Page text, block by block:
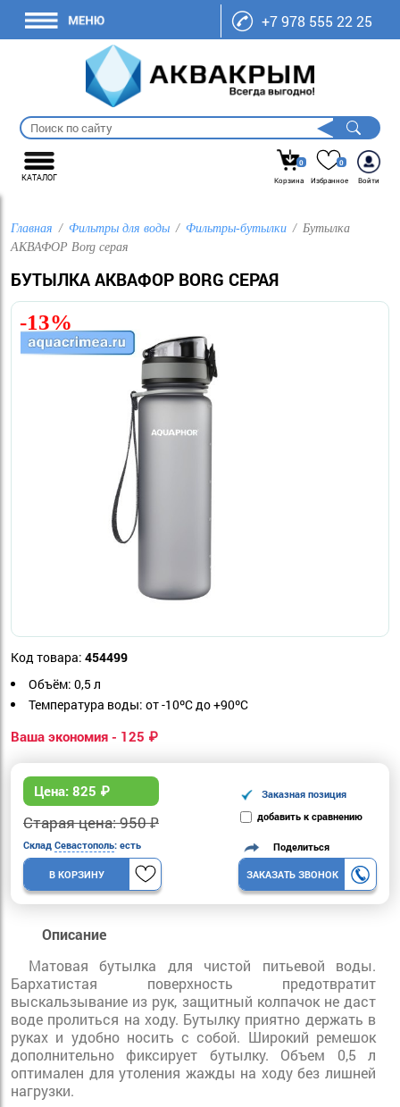
+7 978 555 22 25
КАТАЛОГ
0
Корзина
0
Избранное
Войти
Главная Фильтры для воды Фильтры-бутылки
Бутылка
АКВАФОР Borg серая
БУТЫЛКА АКВАФОР BORG СЕРАЯ
Код товара: 454499
Объём: 0,5 л
Температура воды: от -10ºC до +90ºC
Ваша экономия - 125 ₽
Цена: 825 ₽
Старая цена: 950 ₽
Заказная позиция
добавить к сравнению
Склад Севастополь: есть
В КОРЗИНУ
Поделиться
ЗАКАЗАТЬ ЗВОНОК
-13%
Описание
Матовая бутылка для чистой питьевой воды.
Бархатистая поверхность предотвратит
выскальзывание из рук, защитный колпачок не даст
воде пролиться на ходу. Бутылку приятно держать в
руках и удобно носить с собой. Широкий ремешок
дополнительно фиксирует бутылку. Объем 0,5 л
оптимален для утоления жажды на ходу без лишней
нагрузки.